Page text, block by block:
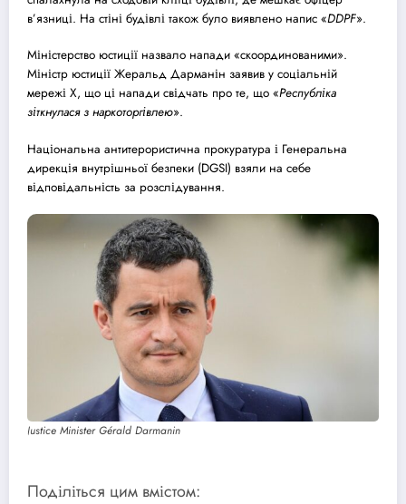
в’язниці. На стіні будівлі також було виявлено напис «DDPF».
Міністерство юстиції назвало напади «скоординованими».
Міністр юстиції Жеральд Дарманін заявив у соціальній
мережі X, що ці напади свідчать про те, що «Республіка
зіткнулася з наркоторгівлею».
Національна антитерористична прокуратура і Генеральна
дирекція внутрішньої безпеки (DGSI) взяли на себе
відповідальність за розслідування.
Justice Minister Gérald Darmanin
Поділіться цим вмістом: